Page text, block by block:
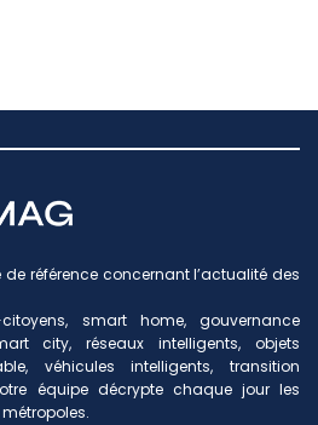
référence concernant l’actualité des
smart home, gouvernance
city, réseaux intelligents, objets
véhicules intelligents, transition
équipe décrypte chaque jour les